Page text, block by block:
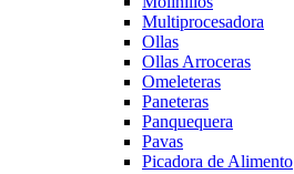
Multiprocesadora
Ollas
Ollas Arroceras
Omeleteras
Paneteras
Panquequera
Pavas
Picadora de Alimento